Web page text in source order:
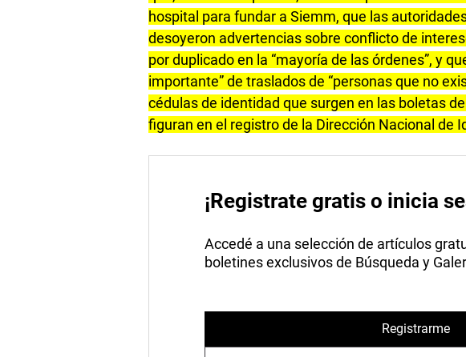
hospital para fundar a Siemm, que las
desoyeron advertencias sobre conflicto de
por duplicado en la “mayoría de las órdenes”, y
importante” de traslados de “personas que no
cédulas de identidad que surgen en las boletas
figuran en el registro de la Dirección Nacional de
¡Registrate gratis o inicia
Accedé a una selección de artículos
boletines exclusivos de Búsqueda y
Registrarme